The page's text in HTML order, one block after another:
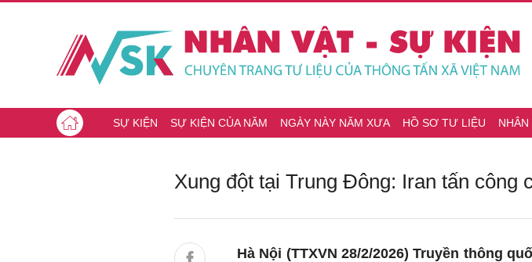
SỰ KIỆN SỰ KIỆN CỦA NĂM NGÀY NÀY NĂM XƯA HỒ SƠ TƯ LIỆU NHÂN
Xung đột tại Trung Đông: Iran tấn
Hà Nội (TTXVN 28/2/2026) Truyền thông